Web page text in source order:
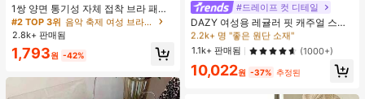
1쌍 양면 통기성 자체 접착 브라 패드,
두꺼워진 삼각형 푸쉬업 디자인, 재사
용 가능, 보이지 않는 비키니 브라 삽
입물, 수영에 적합
#2 TOP 3위
음악 축제 여성 브라 액세서리
2.8k+ 판매됨
1,793원 -42%
#드레이프 컷 디테일
DAZY 여성용 레귤러 핏 캐주얼 스포
츠 지퍼업 봄버 재킷, 봄, 가을 여성 의
류 여성 코트
2.2k+ 명 "좋은 원단 소재"
#1 TOP 3위
에서 K-J 트렌드 추천 상품 여성 아우터웨어
2.2k+ 명 "좋은 원단 소재"
#1 TOP 3위
에서 K-J 트렌드 추천 상품 여성 아우터웨어
2.2k+ 명 "좋은 원단 소재"
#1 TOP 3위
에서 K-J 트렌드 추천 상품 여성 아우터웨어
2.2k+ 명 "좋은 원단 소재"
1.1k+ 판매됨 (1000+)
10,022원 -37% 추정된